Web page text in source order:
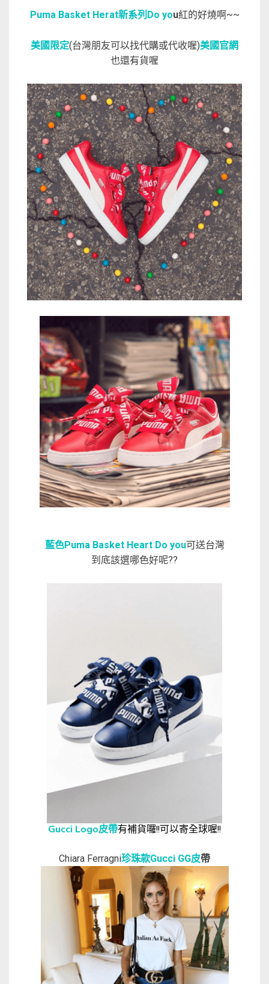
Puma Basket Herat新系列Do you紅的好燒啊~~
美國限定(台灣朋友可以找代購或代收喔)美國官網
也還有貨喔
藍色Puma Basket Heart Do you可送台灣
到底該選哪色好呢??
Gucci Logo皮帶有補貨囉!!可以寄全球喔!!
Chiara Ferragni珍珠款Gucci GG皮帶